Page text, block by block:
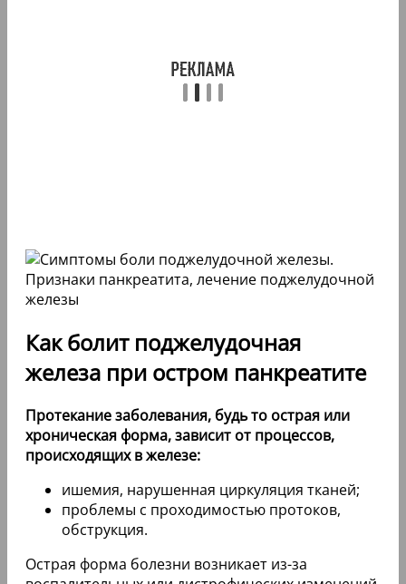
Как болит поджелудочная
железа при остром панкреатите
Протекание заболевания, будь то острая или
хроническая форма, зависит от процессов,
происходящих в железе:
ишемия, нарушенная циркуляция тканей;
проблемы с проходимостью протоков,
обструкция.
Острая форма болезни возникает из-за